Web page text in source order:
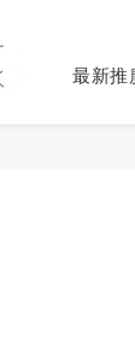
最新推